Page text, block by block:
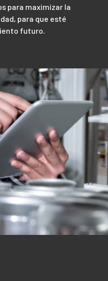
para maximizar la
para que esté
futuro.